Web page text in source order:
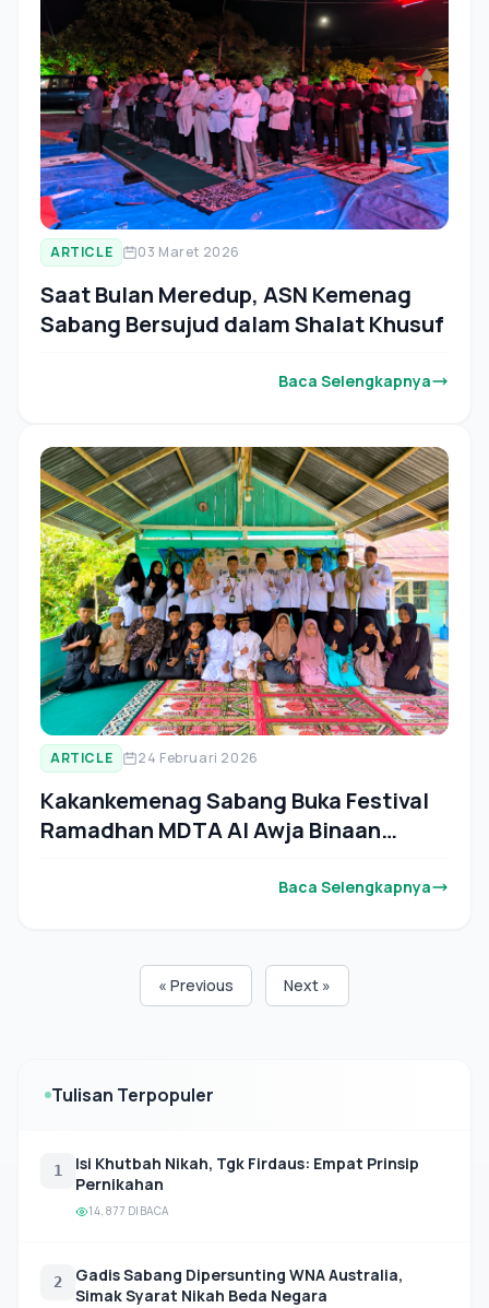
ARTICLE 03 Maret 2026
Saat Bulan Meredup, ASN Kemenag
Sabang Bersujud dalam Shalat Khusuf
Baca Selengkapnya
ARTICLE 24 Februari 2026
Kakankemenag Sabang Buka Festival
Ramadhan MDTA Al Awja Binaan
Baca Selengkapnya
« Previous Next »
Tulisan Terpopuler
1
Isi Khutbah Nikah, Tgk Firdaus: Empat Prinsip
Pernikahan
14,877 DIBACA
2
Gadis Sabang Dipersunting WNA Australia,
Simak Syarat Nikah Beda Negara